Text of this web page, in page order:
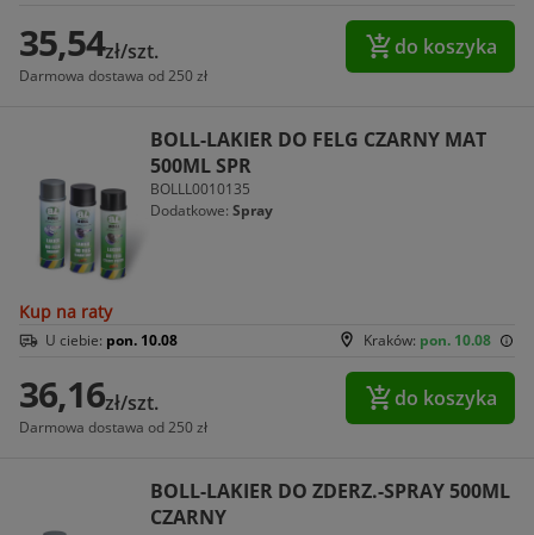
35,54zł/szt.
Darmowa dostawa od 250 zł
do koszyka
BOLL-LAKIER DO FELG CZARNY MAT
500ML SPR
BOLLL0010135
Dodatkowe: Spray
Kup na raty
Kraków: pon. 10.08
U ciebie: pon. 10.08
36,16zł/szt.
Darmowa dostawa od 250 zł
do koszyka
BOLL-LAKIER DO ZDERZ.-SPRAY 500ML
CZARNY